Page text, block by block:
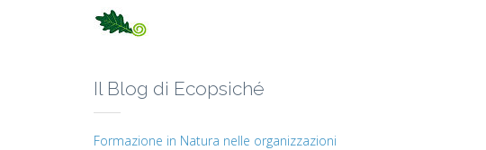
Il Blog di Ecopsiché
Formazione in Natura nelle organizzazioni